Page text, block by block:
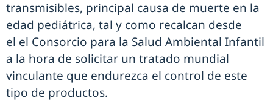
transmisibles, principal causa de muerte en la
edad pediátrica, tal y como recalcan desde
el el Consorcio para la Salud Ambiental Infantil
a la hora de solicitar un tratado mundial
vinculante que endurezca el control de este
tipo de productos.